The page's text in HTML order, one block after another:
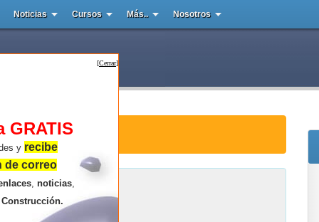
Noticias Cursos Más.. Nosotros
Complejo Residencial
[Cerrar]
GRATIS
y recibe
de correo
, noticias,
Construcción.